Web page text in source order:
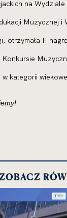
na
Muzycznej i
otrzymała II
Konkursie
kategorii